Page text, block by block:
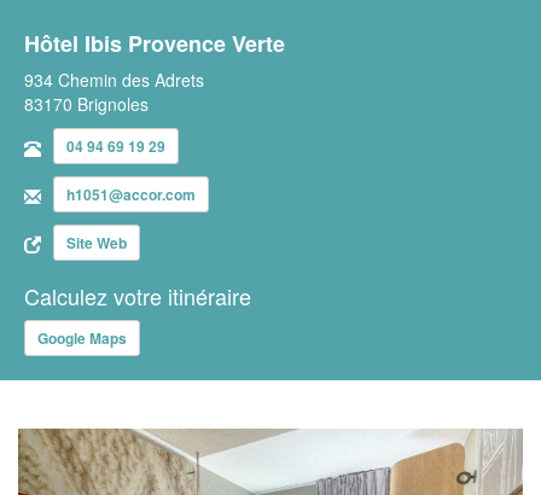
Hôtel Ibis Provence Verte
934 Chemin des Adrets
83170 Brignoles
04 94 69 19 29
h1051@accor.com
Site Web
Calculez votre itinéraire
Google Maps